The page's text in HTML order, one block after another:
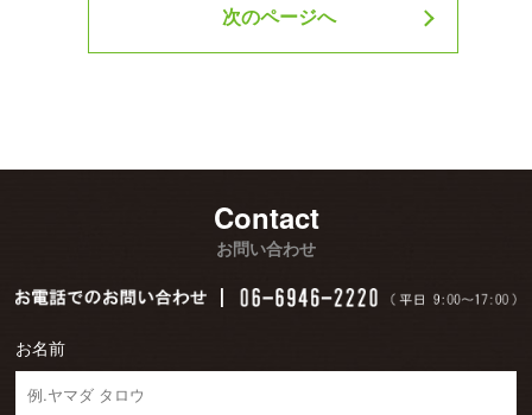
次のページへ
Contact
お問い合わせ
お名前